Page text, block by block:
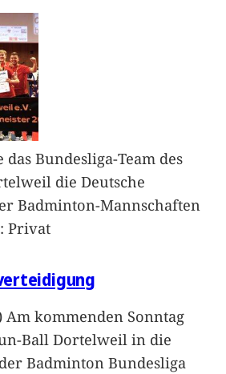
Bundesliga-Team des
die Deutsche
Badminton-Mannschaften
Privat
Am kommenden Sonntag
Ball Dortelweil in die
Badminton Bundesliga